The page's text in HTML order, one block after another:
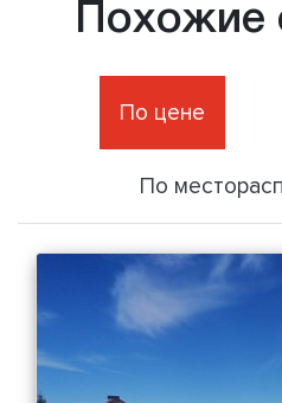
Похожие
По цене
По